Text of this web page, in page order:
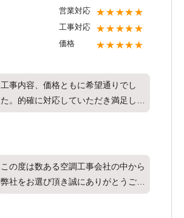
で、今後お使い頂く中で何か気になる
ことやお困りごとがございましたらお
気軽にご相談ください。今後ともエア
営業対応 ★★★★★
工事対応 ★★★★★
価格 ★★★★★
工事内容、価格ともに希望通りでし
た。的確に対応していただき満足して
います
この度は数ある空調工事会社の中から
弊社をお選び頂き誠にありがとうござ
います。今回は日立製マルチエアコン